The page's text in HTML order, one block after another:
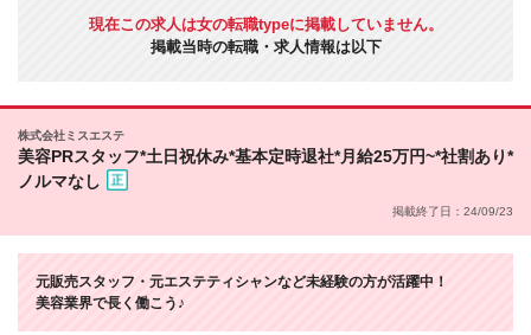
現在この求人は女の転職typeに掲載していません。
掲載当時の転職・求人情報は以下
株式会社ミスエステ
美容PRスタッフ*土日祝休み*基本定時退社*月給25万円~*社割あり*
ノルマなし
掲載終了日：24/09/23
元販売スタッフ・元エステティシャンなど未経験の方が活躍中！
美容業界で長く働こう♪